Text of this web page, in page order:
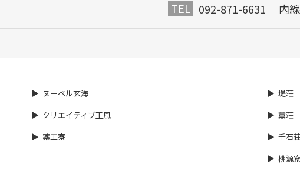
TEL 092-871-6631 内
ヌーベル玄海
クリエイティブ正風
薬工寮
堤荘
薫荘
千石
桃源